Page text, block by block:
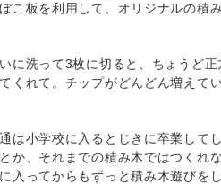
こ板を利用して、オリジナルの積
に洗って3枚に切ると、ちょうど
くれて。チップがどんどん増えて
は小学校に入るとじきに卒業して
か、それまでの積み木ではつくれ
入ってからもずっと積み木遊びを